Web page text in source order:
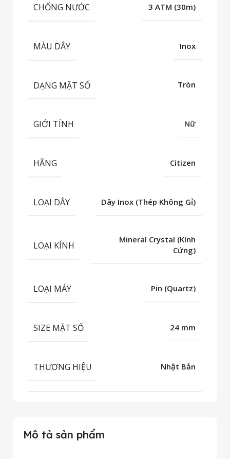
Mô tả sản phẩm
CHỐNG NƯỚC 3 ATM (30m)
MÀU DÂY Inox
DẠNG MẶT SỐ Tròn
GIỚI TÍNH Nữ
HÃNG Citizen
LOẠI DÂY Dây Inox (Thép Không Gỉ)
LOẠI KÍNH
Mineral Crystal (Kính
Cứng)
LOẠI MÁY Pin (Quartz)
SIZE MẶT SỐ 24 mm
THƯƠNG HIỆU Nhật Bản